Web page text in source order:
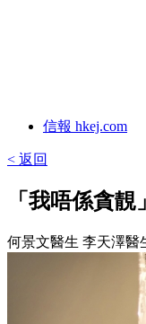
信報 hkej.com
< 返回
「我唔係貪靚」
何景文醫生 李天澤醫